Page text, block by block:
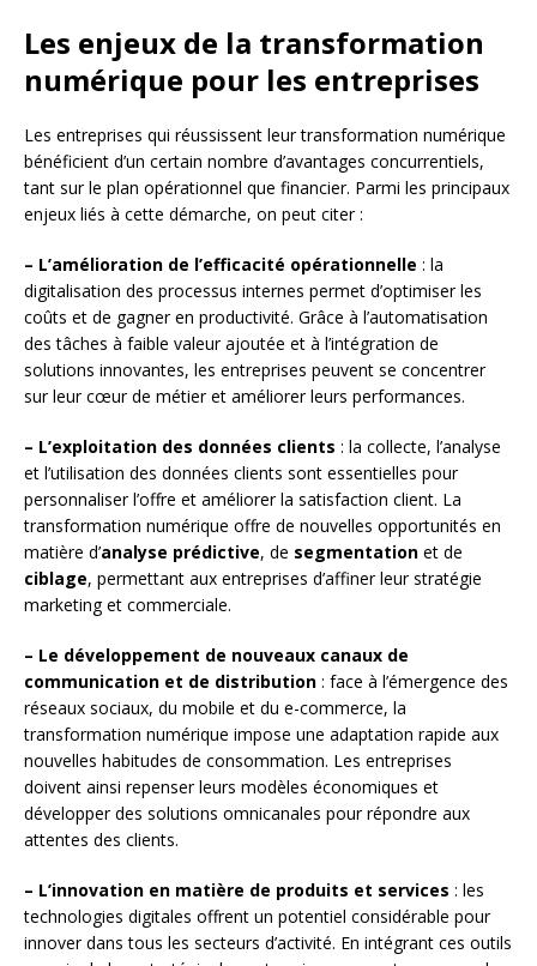
Les enjeux de la transformation
numérique pour les entreprises
Les entreprises qui réussissent leur transformation numérique
bénéficient d’un certain nombre d’avantages concurrentiels,
tant sur le plan opérationnel que financier. Parmi les principaux
enjeux liés à cette démarche, on peut citer :
– L’amélioration de l’efficacité opérationnelle : la
digitalisation des processus internes permet d’optimiser les
coûts et de gagner en productivité. Grâce à l’automatisation
des tâches à faible valeur ajoutée et à l’intégration de
solutions innovantes, les entreprises peuvent se concentrer
sur leur cœur de métier et améliorer leurs performances.
– L’exploitation des données clients : la collecte, l’analyse
et l’utilisation des données clients sont essentielles pour
personnaliser l’offre et améliorer la satisfaction client. La
transformation numérique offre de nouvelles opportunités en
matière d’analyse prédictive, de segmentation et de
ciblage, permettant aux entreprises d’affiner leur stratégie
marketing et commerciale.
– Le développement de nouveaux canaux de
communication et de distribution : face à l’émergence des
réseaux sociaux, du mobile et du e-commerce, la
transformation numérique impose une adaptation rapide aux
nouvelles habitudes de consommation. Les entreprises
doivent ainsi repenser leurs modèles économiques et
développer des solutions omnicanales pour répondre aux
attentes des clients.
– L’innovation en matière de produits et services : les
technologies digitales offrent un potentiel considérable pour
innover dans tous les secteurs d’activité. En intégrant ces outils